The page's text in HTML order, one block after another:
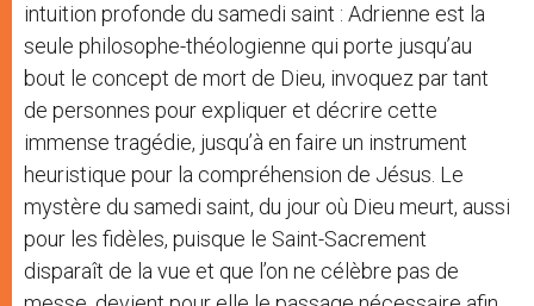
intuition profonde du samedi saint : Adrienne est la
seule philosophe-théologienne qui porte jusqu’au
bout le concept de mort de Dieu, invoquez par tant
de personnes pour expliquer et décrire cette
immense tragédie, jusqu’à en faire un instrument
heuristique pour la compréhension de Jésus. Le
mystère du samedi saint, du jour où Dieu meurt, aussi
pour les fidèles, puisque le Saint-Sacrement
disparaît de la vue et que l’on ne célèbre pas de